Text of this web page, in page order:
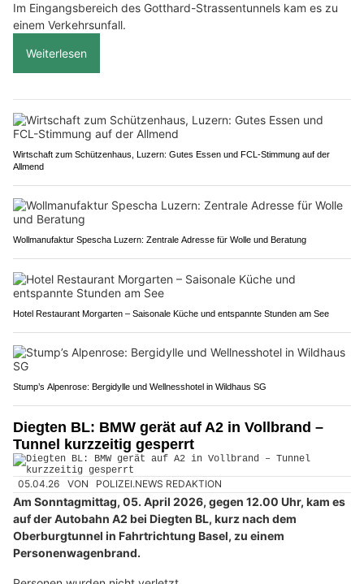
Im Eingangsbereich des Gotthard-Strassentunnels kam es zu
einem Verkehrsunfall.
Weiterlesen
Wirtschaft zum Schützenhaus, Luzern: Gutes Essen und FCL-Stimmung auf der
Allmend
Wollmanufaktur Spescha Luzern: Zentrale Adresse für Wolle und Beratung
Hotel Restaurant Morgarten – Saisonale Küche und entspannte Stunden am See
Stump’s Alpenrose: Bergidylle und Wellnesshotel in Wildhaus SG
Diegten BL: BMW gerät auf A2 in Vollbrand –
Tunnel kurzzeitig gesperrt
05.04.26 VON POLIZEI.NEWS REDAKTION
Am Sonntagmittag, 05. April 2026, gegen 12.00 Uhr, kam es
auf der Autobahn A2 bei Diegten BL, kurz nach dem
Oberburgtunnel in Fahrtrichtung Basel, zu einem
Personenwagenbrand.